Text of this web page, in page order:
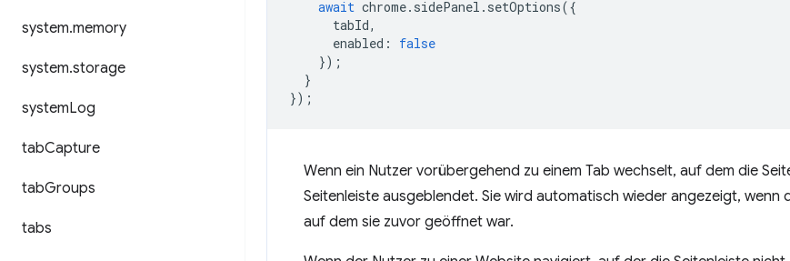
system.memory
system.storage
systemLog
tabCapture
tabGroups
tabs
await chrome. sidePanel . setOptions({
tabId,
enabled :
false
});
}
});
Wenn ein Nutzer vorübergehend zu einem Tab wechselt, auf dem die
Seitenleiste ausgeblendet. Sie wird automatisch wieder angezeigt, wenn
auf dem sie zuvor geöffnet war.